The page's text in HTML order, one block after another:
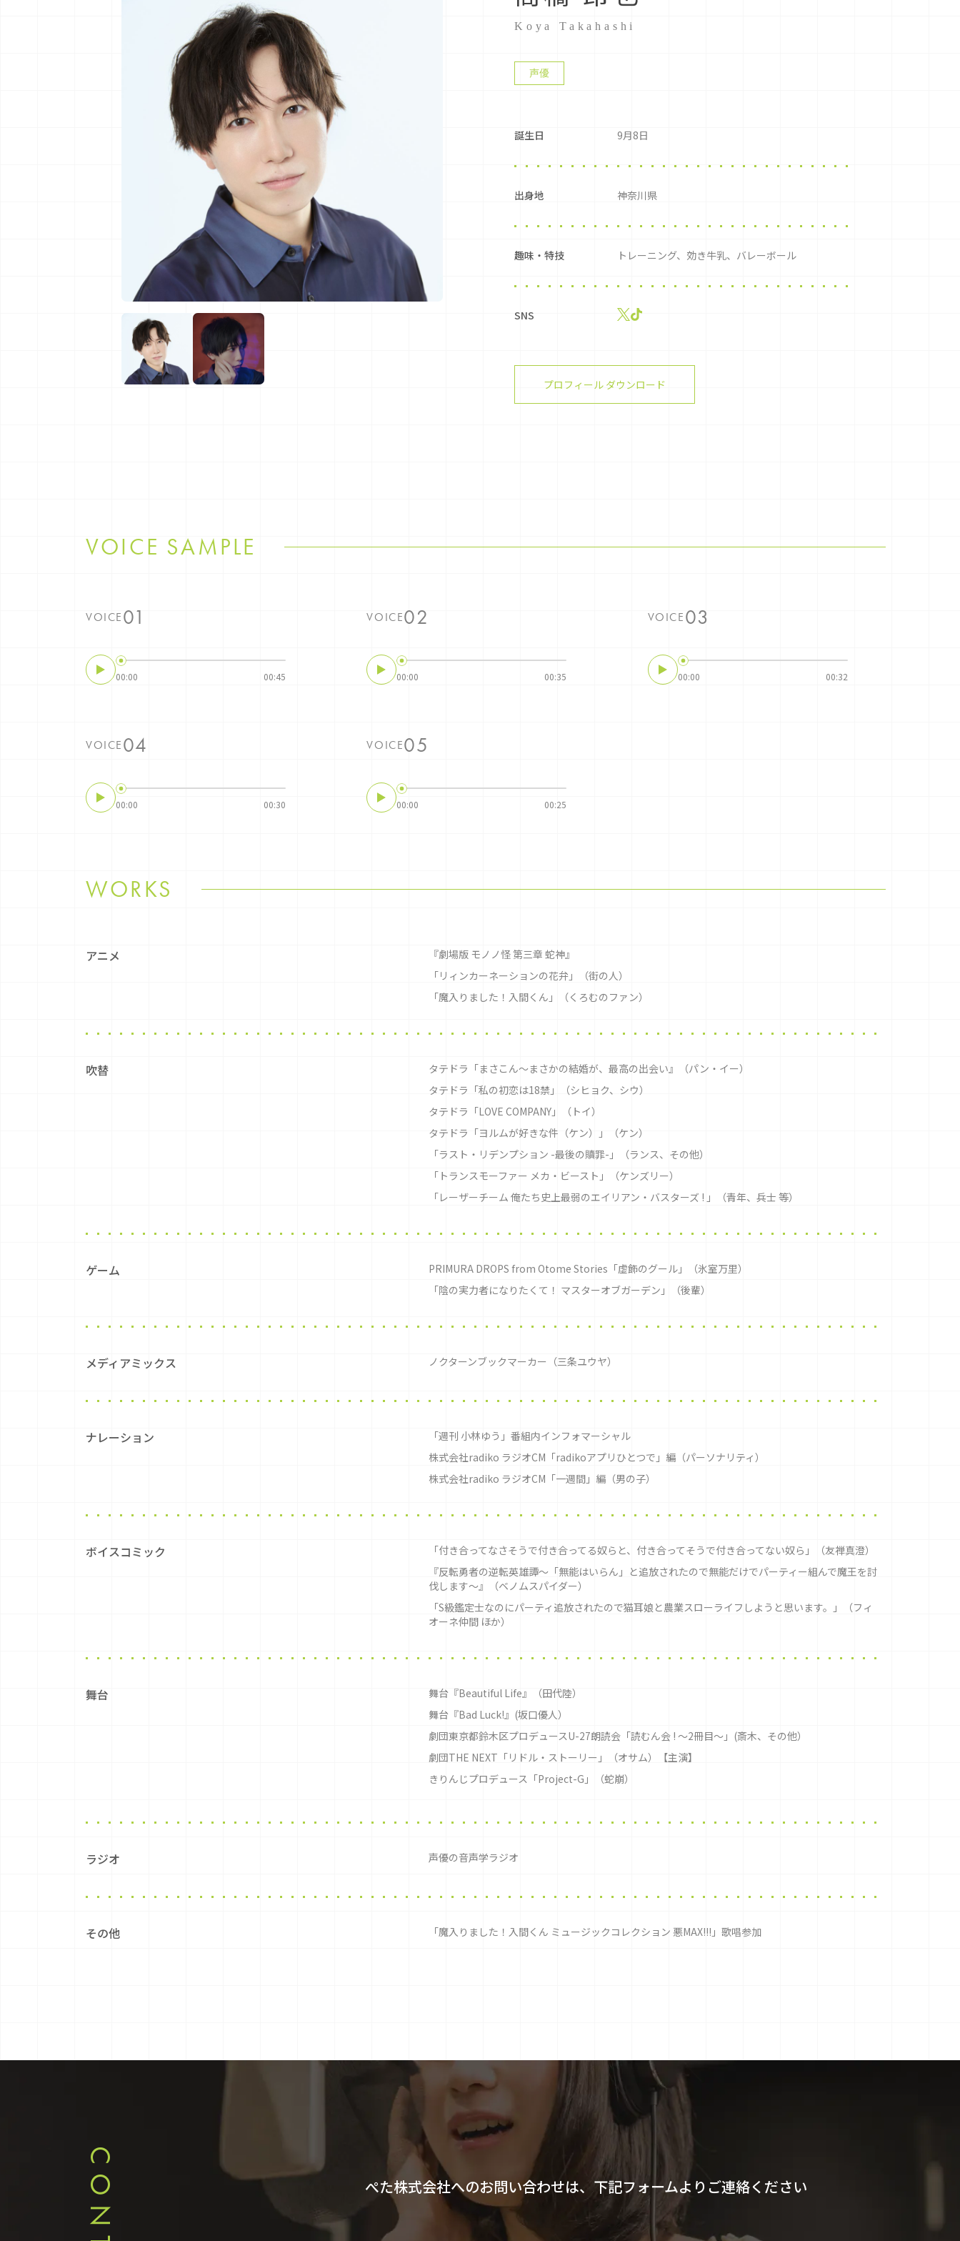
Koya Takahashi
声優
誕生日 9月8日
出身地 神奈川県
趣味・特技 トレーニング、効き牛乳、バレーボール
SNS
プロフィール ダウンロード
VOICE SAMPLE
VOICE
00:00 00:45
VOICE
00:00 00:35
VOICE
00:00 00:32
VOICE
00:00 00:30
VOICE
00:00 00:25
WORKS
アニメ
『劇場版 モノノ怪 第三章 蛇神』
「リィンカーネーションの花弁」（街の人）
「魔入りました！入間くん」（くろむのファン）
吹替
タテドラ「まさこん〜まさかの結婚が、最高の出会い』（パン・イー）
タテドラ「私の初恋は18禁」（シヒョク、シウ）
タテドラ「LOVE COMPANY」（トイ）
タテドラ「ヨルムが好きな件（ケン）」（ケン）
「ラスト・リデンプション -最後の贖罪-」（ランス、その他）
「トランスモーファー メカ・ビースト」（ケンズリー）
「レーザーチーム 俺たち史上最弱のエイリアン・バスターズ ! 」（青年、兵士 等）
ゲーム
PRIMURA DROPS from Otome Stories「虚飾のグール」（氷室万里）
「陰の実力者になりたくて！ マスターオブガーデン」（後輩）
メディアミックス ノクターンブックマーカー（三条ユウヤ）
ナレーション
「週刊 小林ゆう」番組内インフォマーシャル
株式会社radiko ラジオCM「radikoアプリひとつで」編（パーソナリティ）
株式会社radiko ラジオCM「一週間」編（男の子）
ボイスコミック
「付き合ってなさそうで付き合ってる奴らと、付き合ってそうで付き合ってない奴ら」（友禅真澄）
『反転勇者の逆転英雄譚〜「無能はいらん」と追放されたので無能だけでパーティー組んで魔王を討
伐します〜』（ベノムスパイダー）
「S級鑑定士なのにパーティ追放されたので猫耳娘と農業スローライフしようと思います。」（フィ
オーネ仲間 ほか）
舞台
舞台『Beautiful Life』（田代陸）
舞台『Bad Luck!』(坂口優人）
劇団東京都鈴木区プロデュースU-27朗読会「読むん会 ! 〜2冊目〜」(斎木、その他）
劇団THE NEXT「リドル・ストーリー」（オサム）【主演】
きりんじプロデュース「Project-G」（蛇崩）
ラジオ 声優の音声学ラジオ
その他 「魔入りました！入間くん ミュージックコレクション 悪MAX!!!」歌唱参加
ぺた株式会社へのお問い合わせは、下記フォームよりご連絡ください